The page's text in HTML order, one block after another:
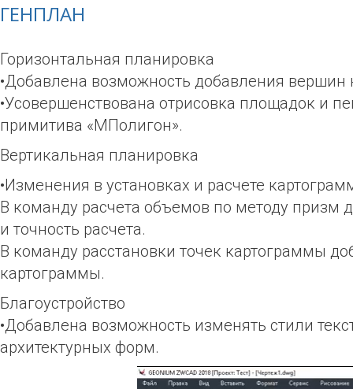
ГЕНПЛАН
Горизонтальная планировка
•Добавлена возможность добавления вершин
•Усовершенствована отрисовка площадок и
примитива «МПолигон».
Вертикальная планировка
•Изменения в установках и расчете
В команду расчета объемов по методу призм
и точность расчета.
В команду расстановки точек картограммы
картограммы.
Благоустройство
•Добавлена возможность изменять стили
архитектурных форм.